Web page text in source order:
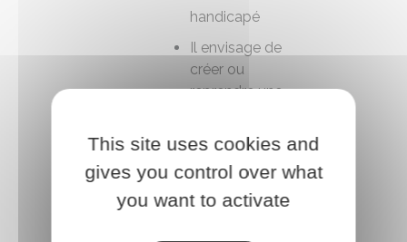
handicapé
Il envisage de
créer ou
reprendre une
supposant
l'obtention
d'un diplôme
Il est un sportif
This site uses cookies and
gives you control over what
you want to activate